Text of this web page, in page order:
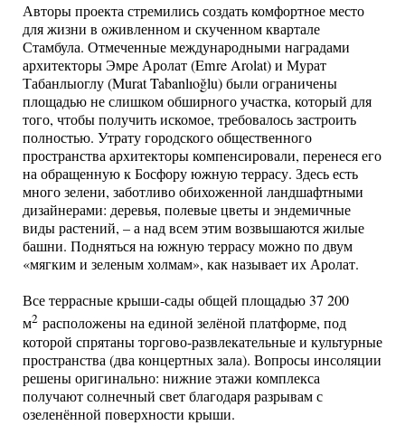
Авторы проекта стремились создать комфортное место
для жизни в оживленном и скученном квартале
Стамбула. Отмеченные международными наградами
архитекторы Эмре Аролат (Emre Arolat) и Мурат
Табанлыоглу (Murat Tabanlıoğlu) были ограничены
площадью не слишком обширного участка, который для
того, чтобы получить искомое, требовалось застроить
полностью. Утрату городского общественного
пространства архитекторы компенсировали, перенеся его
на обращенную к Босфору южную террасу. Здесь есть
много зелени, заботливо обихоженной ландшафтными
дизайнерами: деревья, полевые цветы и эндемичные
виды растений, – а над всем этим возвышаются жилые
башни. Подняться на южную террасу можно по двум
«мягким и зеленым холмам», как называет их Аролат.
Все террасные крыши-сады общей площадью 37 200
м2 расположены на единой зелёной платформе, под
которой спрятаны торгово-развлекательные и культурные
пространства (два концертных зала). Вопросы инсоляции
решены оригинально: нижние этажи комплекса
получают солнечный свет благодаря разрывам с
озеленённой поверхности крыши.